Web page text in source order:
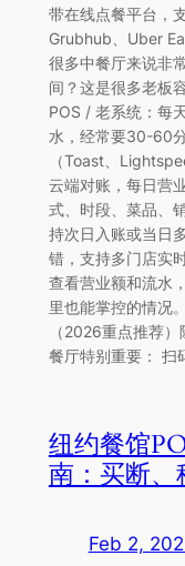
带在线点餐平台，
Grubhub、Uber
很多中餐厅来说非
间？这是很多老板
POS / 老系统：每
水，经常要30-60
（Toast、
云端对账，每日营
式、时段、菜品、
持次日入账或当日
错，支持多门店实
查看营业额和流水
里也能掌控的情况
（2026重点推荐
餐厅特别重要： 扫
纽约餐馆
南：买断、
Feb 2,